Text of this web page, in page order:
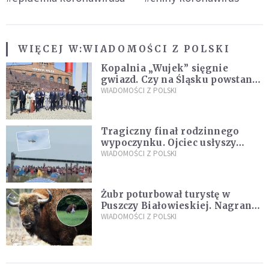
WIĘCEJ W:WIADOMOŚCI Z POLSKI
Kopalnia „Wujek” sięgnie
gwiazd. Czy na Śląsku powstanie
„Dolina Krzemowa”?
WIADOMOŚCI Z POLSKI
Tragiczny finał rodzinnego
wypoczynku. Ojciec usłyszy
zarzuty
WIADOMOŚCI Z POLSKI
Żubr poturbował turystę w
Puszczy Białowieskiej. Nagranie
daje do myślenia
WIADOMOŚCI Z POLSKI